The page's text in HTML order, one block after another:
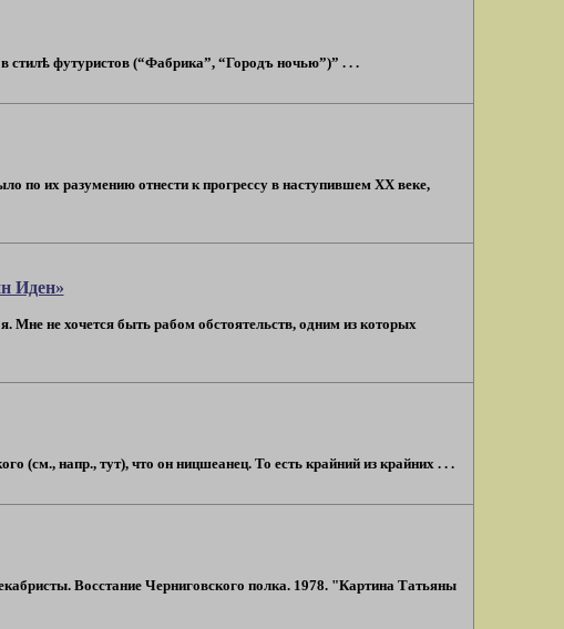
футуристов (“Фабрика”, “Городъ ночью”)” . . .
по их разумению отнести к прогрессу в наступившем ХХ веке,
Иден»
Мне не хочется быть рабом обстоятельств, одним из которых
(см., напр., тут), что он ницшеанец. То есть крайний из крайних . . .
Восстание Черниговского полка. 1978. "Картина Татьяны